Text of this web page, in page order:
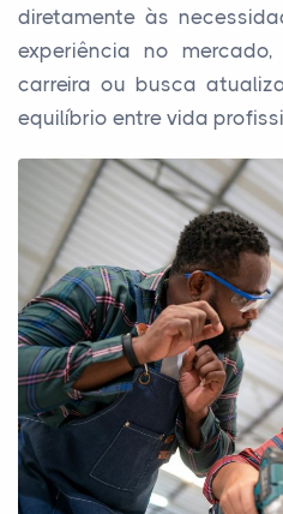
diretamente às
experiência no
carreira ou busca
equilíbrio entre vida